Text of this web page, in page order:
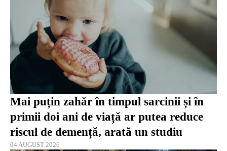
Mai puțin zahăr în timpul sarcinii și în
primii doi ani de viață ar putea reduce
riscul de demență, arată un studiu
04 AUGUST 2026